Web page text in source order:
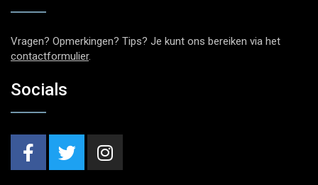
Vragen? Opmerkingen? Tips? Je kunt ons bereiken via het
contactformulier.
Socials